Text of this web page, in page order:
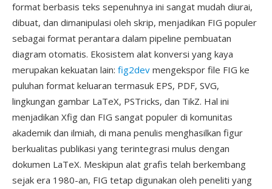
format berbasis teks sepenuhnya ini sangat mudah diurai,
dibuat, dan dimanipulasi oleh skrip, menjadikan FIG populer
sebagai format perantara dalam pipeline pembuatan
diagram otomatis. Ekosistem alat konversi yang kaya
merupakan kekuatan lain: fig2dev mengekspor file FIG ke
puluhan format keluaran termasuk EPS, PDF, SVG,
lingkungan gambar LaTeX, PSTricks, dan TikZ. Hal ini
menjadikan Xfig dan FIG sangat populer di komunitas
akademik dan ilmiah, di mana penulis menghasilkan figur
berkualitas publikasi yang terintegrasi mulus dengan
dokumen LaTeX. Meskipun alat grafis telah berkembang
sejak era 1980-an, FIG tetap digunakan oleh peneliti yang